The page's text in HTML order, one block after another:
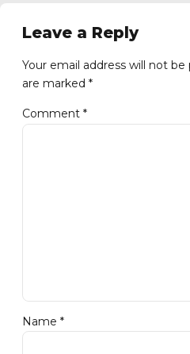
Leave a Reply
Your email address will not
are marked *
Comment *
Name *